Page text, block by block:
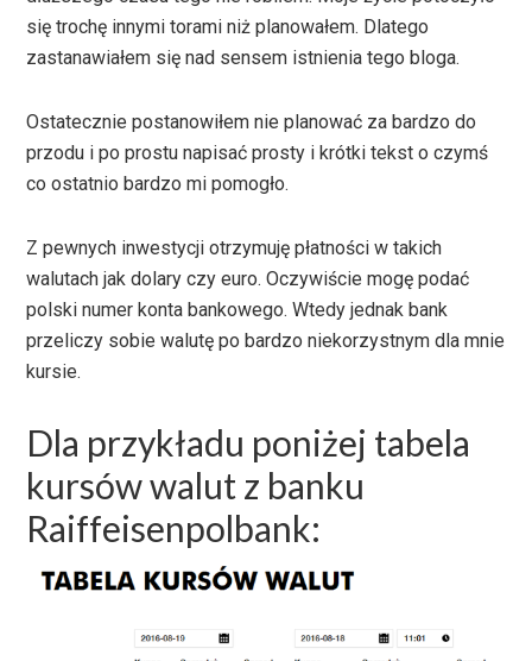
się trochę innymi torami niż planowałem. Dlatego
zastanawiałem się nad sensem istnienia tego bloga.
Ostatecznie postanowiłem nie planować za bardzo do
przodu i po prostu napisać prosty i krótki tekst o czymś
co ostatnio bardzo mi pomogło.
Z pewnych inwestycji otrzymuję płatności w takich
walutach jak dolary czy euro. Oczywiście mogę podać
polski numer konta bankowego. Wtedy jednak bank
przeliczy sobie walutę po bardzo niekorzystnym dla mnie
kursie.
Dla przykładu poniżej tabela
kursów walut z banku
Raiffeisenpolbank: